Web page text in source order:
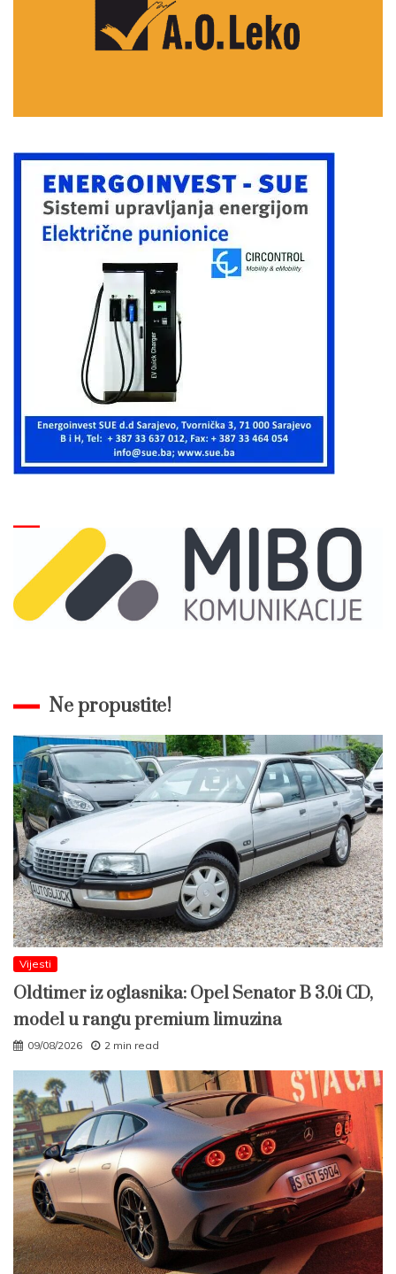
Ne propustite!
Vijesti
Oldtimer iz oglasnika: Opel Senator B 3.0i CD,
model u rangu premium limuzina
09/08/2026 2 min read